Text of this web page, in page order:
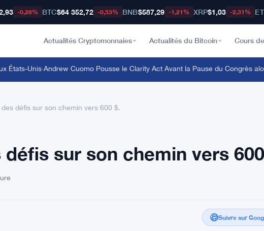
-0,28% BTC$64 352,72 -0,53% BNB$587,29 -1,21% XRP$1,03 -2,31%
Actualités Cryptomonnaies Actualités du Bitcoin Cours
Unis·Andrew Cuomo Pousse le Clarity Act Avant la Pause du Congrès alors
défis sur son chemin vers 600 $.
sur son chemin vers
Suivre sur